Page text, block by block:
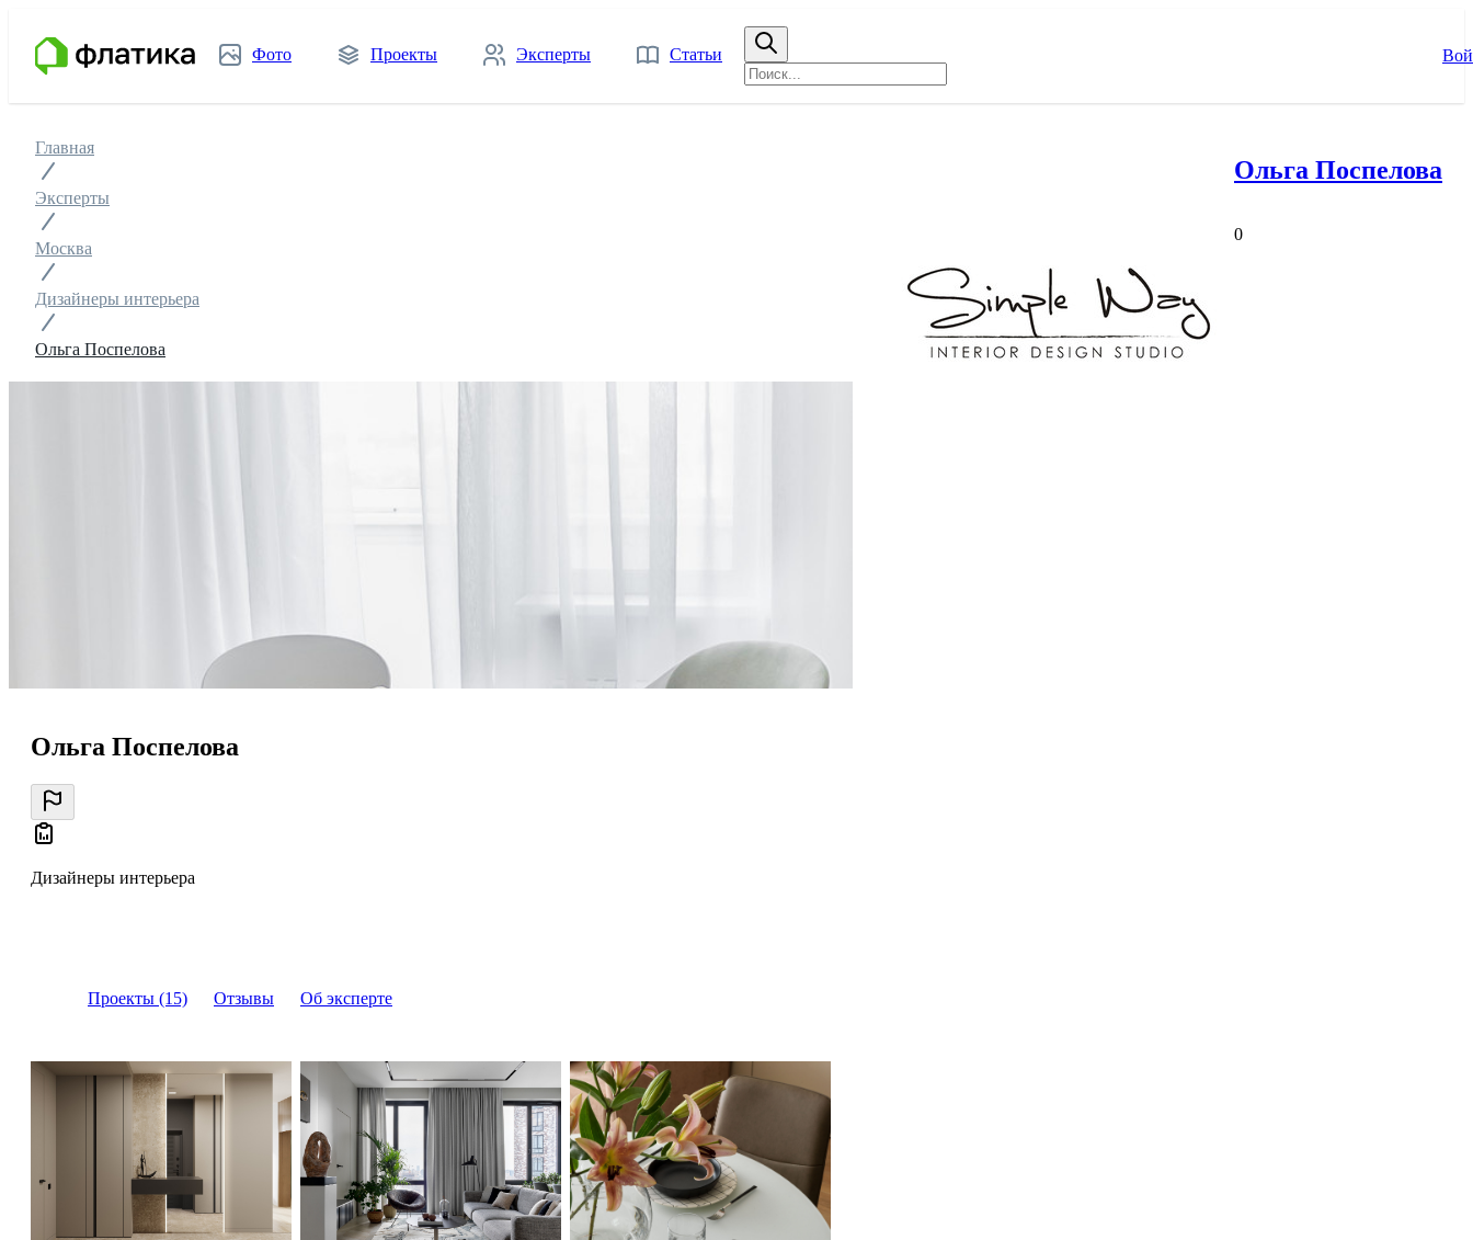
Фото Проекты Эксперты Статьи
Главная
Эксперты
Москва
Дизайнеры интерьера
Ольга Поспелова
Ольга Поспелова
Дизайнеры интерьера
Проекты (15) Отзывы Об эксперте
Ольга Поспелова
0